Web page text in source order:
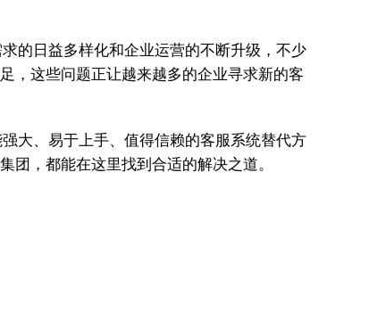
的日益多样化和企业运营的不断升级，不少
，这些问题正让越来越多的企业寻求新的客
大、易于上手、值得信赖的客服系统替代方
团，都能在这里找到合适的解决之道。